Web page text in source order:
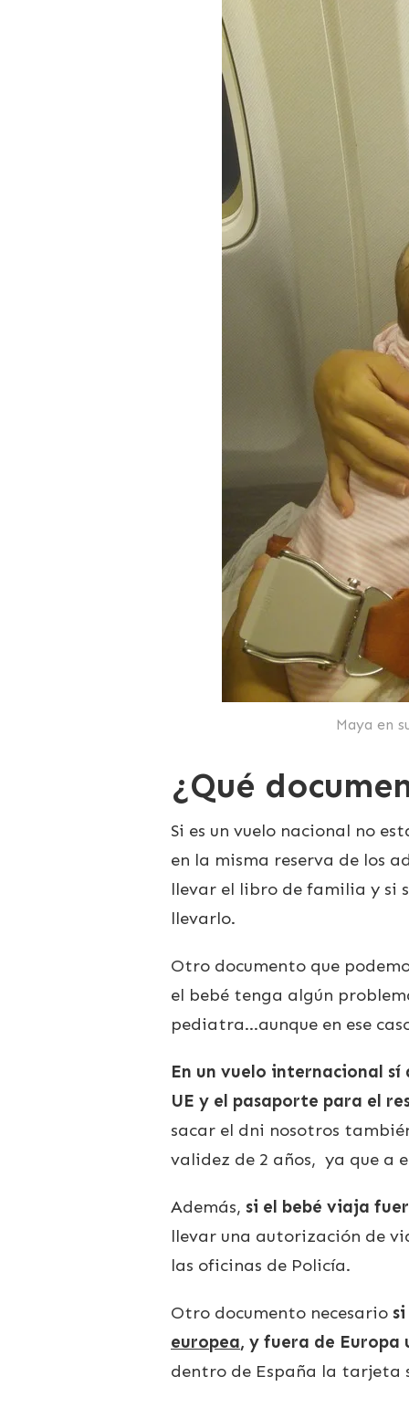
Maya en
¿Qué
Si es un vuelo nacional no
en la misma reserva de los
llevar el libro de familia y si
llevarlo.
Otro documento que
el bebé tenga algún
pediatra…aunque en ese
En un vuelo internacional sí
UE y el pasaporte para el
sacar el dni nosotros
validez de 2 años, ya que a
Además, si el bebé viaja
llevar una autorización de
las oficinas de Policía.
Otro documento necesario
europea, y fuera de Europa
dentro de España la tarjeta